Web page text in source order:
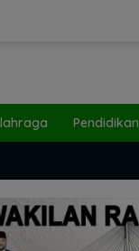
Pendidikan